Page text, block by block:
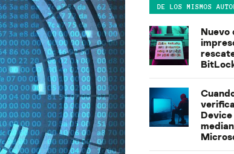
DE LOS MISMOS
Nuevo